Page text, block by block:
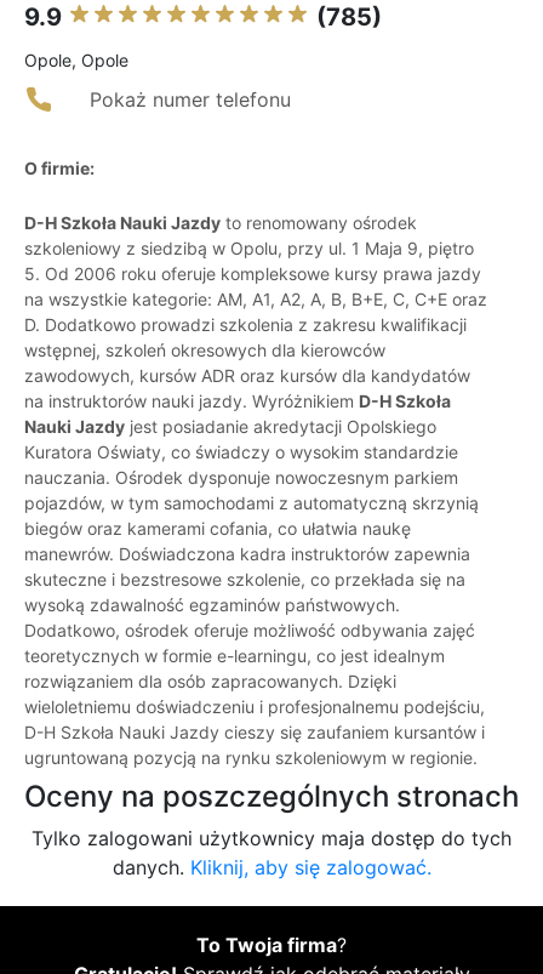
9.9 (785)
Opole, Opole
Pokaż numer telefonu
O firmie:
D-H Szkoła Nauki Jazdy to renomowany ośrodek
szkoleniowy z siedzibą w Opolu, przy ul. 1 Maja 9, piętro
5. Od 2006 roku oferuje kompleksowe kursy prawa jazdy
na wszystkie kategorie: AM, A1, A2, A, B, B+E, C, C+E oraz
D. Dodatkowo prowadzi szkolenia z zakresu kwalifikacji
wstępnej, szkoleń okresowych dla kierowców
zawodowych, kursów ADR oraz kursów dla kandydatów
na instruktorów nauki jazdy. Wyróżnikiem D-H Szkoła
Nauki Jazdy jest posiadanie akredytacji Opolskiego
Kuratora Oświaty, co świadczy o wysokim standardzie
nauczania. Ośrodek dysponuje nowoczesnym parkiem
pojazdów, w tym samochodami z automatyczną skrzynią
biegów oraz kamerami cofania, co ułatwia naukę
manewrów. Doświadczona kadra instruktorów zapewnia
skuteczne i bezstresowe szkolenie, co przekłada się na
wysoką zdawalność egzaminów państwowych.
Dodatkowo, ośrodek oferuje możliwość odbywania zajęć
teoretycznych w formie e-learningu, co jest idealnym
rozwiązaniem dla osób zapracowanych. Dzięki
wieloletniemu doświadczeniu i profesjonalnemu podejściu,
D-H Szkoła Nauki Jazdy cieszy się zaufaniem kursantów i
ugruntowaną pozycją na rynku szkoleniowym w regionie.
Oceny na poszczególnych stronach
Tylko zalogowani użytkownicy maja dostęp do tych
danych. Kliknij, aby się zalogować.
To Twoja firma?